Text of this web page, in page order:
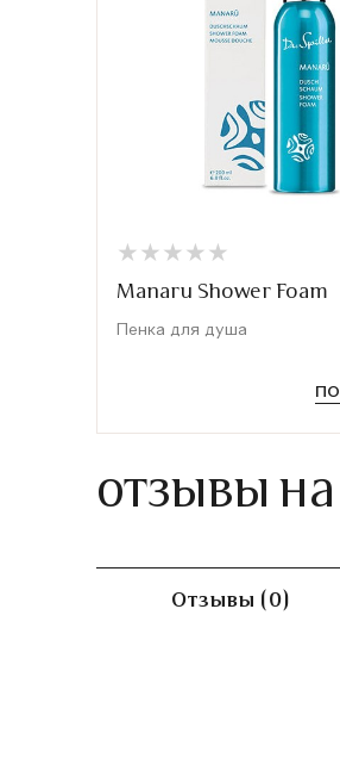
★
★ ★
★ ★
★ ★
★ ★
★
Manaru Shower Foam
Пенка для душа
отзывы
Отзывы (0)